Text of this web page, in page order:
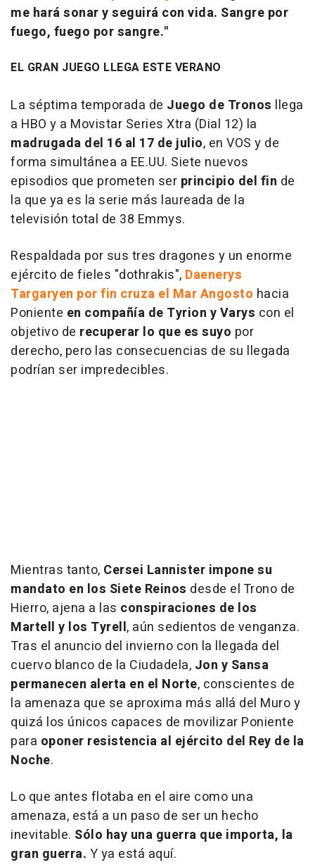
me hará sonar y seguirá con vida. Sangre por
fuego, fuego por sangre."
EL GRAN JUEGO LLEGA ESTE VERANO
La séptima temporada de Juego de Tronos llega
a HBO y a Movistar Series Xtra (Dial 12) la
madrugada del 16 al 17 de julio, en VOS y de
forma simultánea a EE.UU. Siete nuevos
episodios que prometen ser principio del fin de
la que ya es la serie más laureada de la
televisión total de 38 Emmys.
Respaldada por sus tres dragones y un enorme
ejército de fieles "dothrakis", Daenerys
Targaryen por fin cruza el Mar Angosto hacia
Poniente en compañía de Tyrion y Varys con el
objetivo de recuperar lo que es suyo por
derecho, pero las consecuencias de su llegada
podrían ser impredecibles.
Mientras tanto, Cersei Lannister impone su
mandato en los Siete Reinos desde el Trono de
Hierro, ajena a las conspiraciones de los
Martell y los Tyrell, aún sedientos de venganza.
Tras el anuncio del invierno con la llegada del
cuervo blanco de la Ciudadela, Jon y Sansa
permanecen alerta en el Norte, conscientes de
la amenaza que se aproxima más allá del Muro y
quizá los únicos capaces de movilizar Poniente
para oponer resistencia al ejército del Rey de la
Noche.
Lo que antes flotaba en el aire como una
amenaza, está a un paso de ser un hecho
inevitable. Sólo hay una guerra que importa, la
gran guerra. Y ya está aquí.